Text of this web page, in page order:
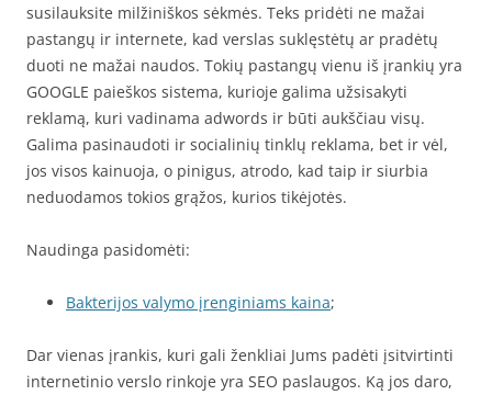
susilauksite milžiniškos sėkmės. Teks pridėti ne mažai
pastangų ir internete, kad verslas suklęstėtų ar pradėtų
duoti ne mažai naudos. Tokių pastangų vienu iš įrankių yra
GOOGLE paieškos sistema, kurioje galima užsisakyti
reklamą, kuri vadinama adwords ir būti aukščiau visų.
Galima pasinaudoti ir socialinių tinklų reklama, bet ir vėl,
jos visos kainuoja, o pinigus, atrodo, kad taip ir siurbia
neduodamos tokios grąžos, kurios tikėjotės.
Naudinga pasidomėti:
Bakterijos valymo įrenginiams kaina;
Dar vienas įrankis, kuri gali ženkliai Jums padėti įsitvirtinti
internetinio verslo rinkoje yra SEO paslaugos. Ką jos daro,